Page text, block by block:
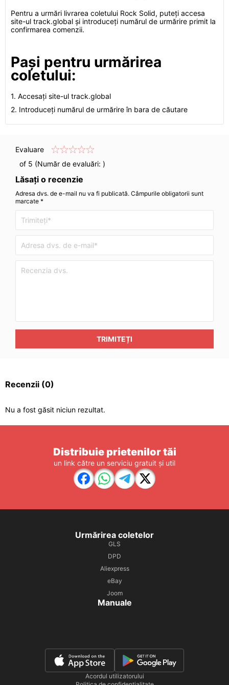
Pentru a urmări livrarea coletului Rock Solid, puteți accesa
site-ul track.global și introduceți numărul de urmărire primit la
confirmarea comenzii.
Pași pentru urmărirea
coletului:
1. Accesați site-ul track.global
2. Introduceți numărul de urmărire în bara de căutare
Evaluare
of 5 (Număr de evaluări: )
Lăsați o recenzie
Adresa dvs. de e-mail nu va fi publicată. Câmpurile obligatorii sunt
marcate *
TRIMITEȚI
Recenzii (0)
Nu a fost găsit niciun rezultat.
Distribuie prietenilor tăi
un link către un serviciu gratuit și util
Urmărirea coletelor
GLS
DPD
Aliexpress
eBay
Joom
Manuale
Acordul utilizatorului